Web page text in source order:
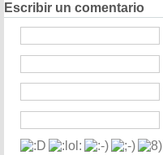
Escribir un comentario